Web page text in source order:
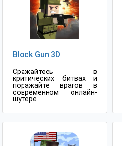
Block Gun 3D
Сражайтесь в
критических битвах и
поражайте врагов в
современном онлайн-
шутере